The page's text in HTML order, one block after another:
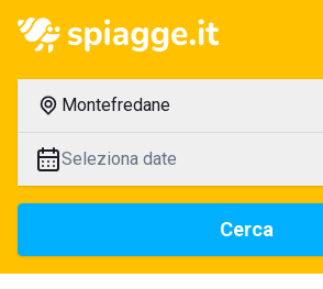
Montefredane
Seleziona date
Cerca